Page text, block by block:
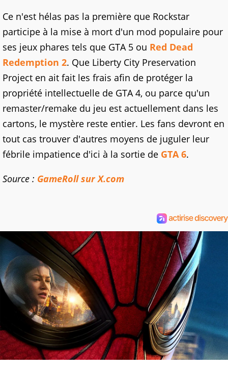
Ce n'est hélas pas la première que Rockstar
participe à la mise à mort d'un mod populaire pour
ses jeux phares tels que GTA 5 ou Red Dead
Redemption 2. Que Liberty City Preservation
Project en ait fait les frais afin de protéger la
propriété intellectuelle de GTA 4, ou parce qu'un
remaster/remake du jeu est actuellement dans les
cartons, le mystère reste entier. Les fans devront en
tout cas trouver d'autres moyens de juguler leur
fébrile impatience d'ici à la sortie de GTA 6.
Source : GameRoll sur X.com